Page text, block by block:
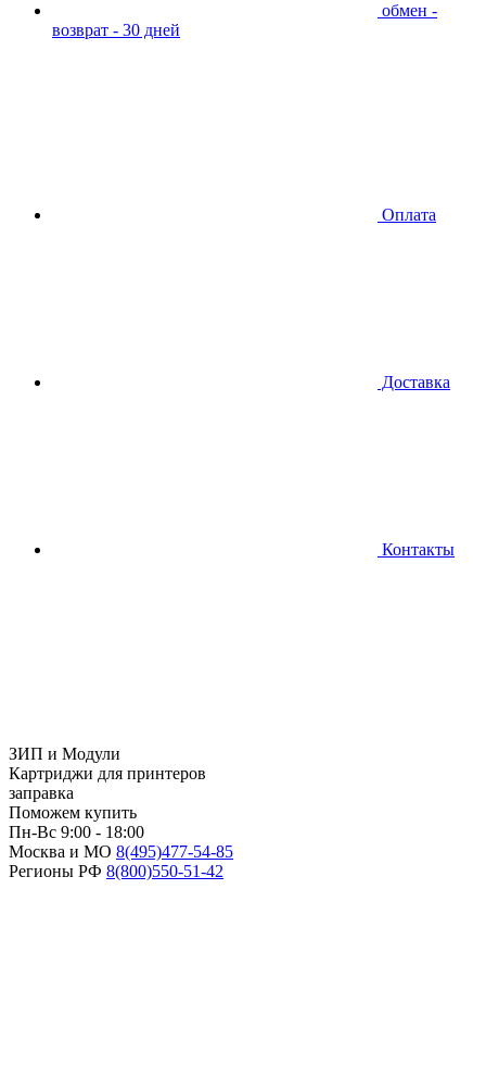
обмен -
возврат - 30 дней
Оплата
Доставка
Контакты
ЗИП и Модули
Картриджи для принтеров
заправка
Поможем купить
Пн-Вс 9:00 - 18:00
Москва и МО 8(495)477-54-85
Регионы РФ 8(800)550-51-42